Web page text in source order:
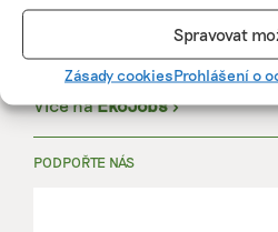
Spravovat
Zásady cookiesProhlášení o
mutualus
právnička/právník
Více naEkoJobs>
PODPOŘTE NÁS